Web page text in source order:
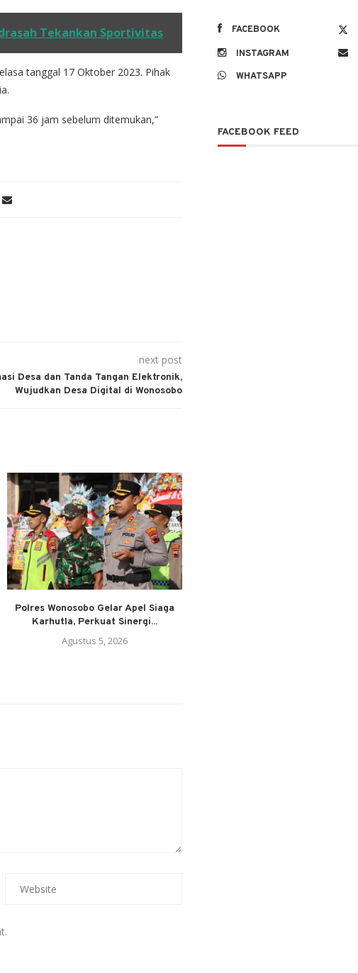
Tekankan Sportivitas
tanggal 17 Oktober 2023. Pihak
36 jam sebelum ditemukan,”
next post
Desa dan Tanda Tangan Elektronik,
Wujudkan Desa Digital di Wonosobo
Polres Wonosobo Gelar Apel Siaga
Karhutla, Perkuat Sinergi...
Agustus 5, 2026
FACEBOOK
INSTAGRAM
WHATSAPP
FACEBOOK FEED